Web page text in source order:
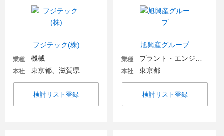
フジテック(株)
業種 機械
本社 東京都、滋賀県
検討リスト登録
旭興産グループ
業種
本社 東京都
検討リスト登録